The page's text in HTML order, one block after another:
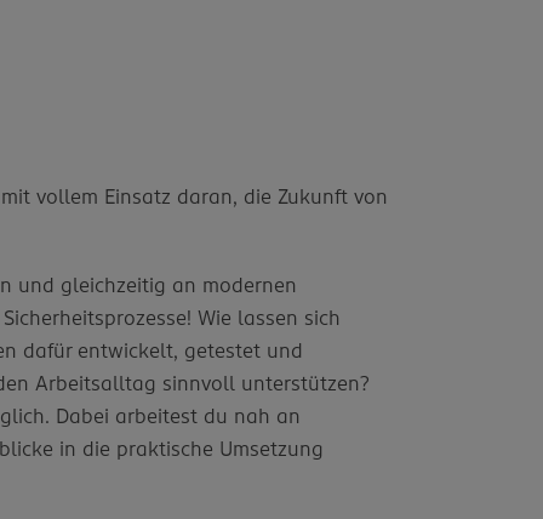
vollem Einsatz daran, die Zukunft von
und gleichzeitig an modernen
Wie lassen sich
dafür entwickelt, getestet und
Arbeitsalltag sinnvoll unterstützen?
Dabei arbeitest du nah an
in die praktische Umsetzung